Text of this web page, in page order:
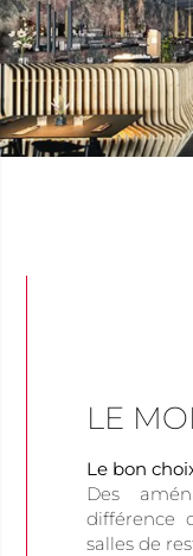
LE
Le bon
Des
différence
salles de